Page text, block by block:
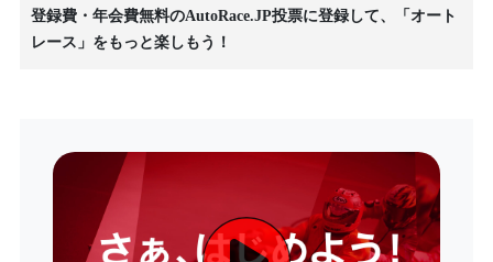
登録費・年会費無料のAutoRace.JP投票に登録して、「オート
レース」をもっと楽しもう！